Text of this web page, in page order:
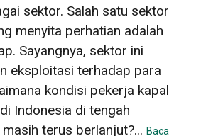
sektor. Salah satu sektor
menyita perhatian adalah
Sayangnya, sektor ini
eksploitasi terhadap para
kondisi pekerja kapal
Indonesia di tengah
terus berlanjut?... Baca